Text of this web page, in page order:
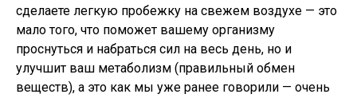
сделаете легкую пробежку на свежем воздухе — это
мало того, что поможет вашему организму
проснуться и набраться сил на весь день, но и
улучшит ваш метаболизм (правильный обмен
веществ), а это как мы уже ранее говорили — очень